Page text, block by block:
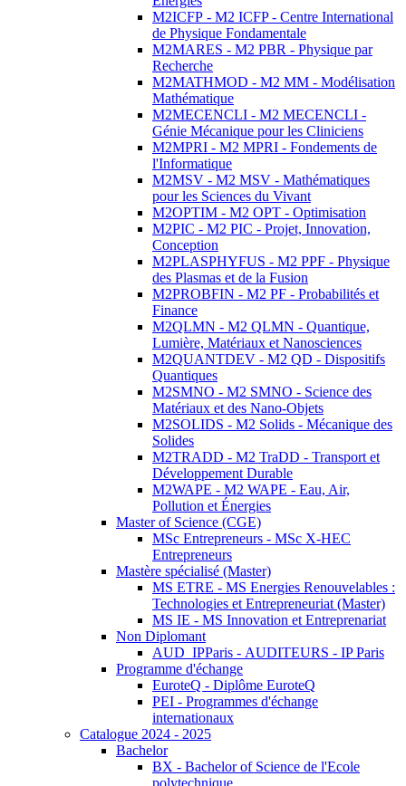
M2ICFP - M2 ICFP - Centre International
de Physique Fondamentale
M2MARES - M2 PBR - Physique par
Recherche
M2MATHMOD - M2 MM - Modélisation
Mathématique
M2MECENCLI - M2 MECENCLI -
Génie Mécanique pour les Cliniciens
M2MPRI - M2 MPRI - Fondements de
l'Informatique
M2MSV - M2 MSV - Mathématiques
pour les Sciences du Vivant
M2OPTIM - M2 OPT - Optimisation
M2PIC - M2 PIC - Projet, Innovation,
Conception
M2PLASPHYFUS - M2 PPF - Physique
des Plasmas et de la Fusion
M2PROBFIN - M2 PF - Probabilités et
Finance
M2QLMN - M2 QLMN - Quantique,
Lumière, Matériaux et Nanosciences
M2QUANTDEV - M2 QD - Dispositifs
Quantiques
M2SMNO - M2 SMNO - Science des
Matériaux et des Nano-Objets
M2SOLIDS - M2 Solids - Mécanique des
Solides
M2TRADD - M2 TraDD - Transport et
Développement Durable
M2WAPE - M2 WAPE - Eau, Air,
Pollution et Énergies
Master of Science (CGE)
MSc Entrepreneurs - MSc X-HEC
Entrepreneurs
Mastère spécialisé (Master)
MS ETRE - MS Energies Renouvelables :
Technologies et Entrepreneuriat (Master)
MS IE - MS Innovation et Entreprenariat
Non Diplomant
AUD_IPParis - AUDITEURS - IP Paris
Programme d'échange
EuroteQ - Diplôme EuroteQ
PEI - Programmes d'échange
internationaux
Catalogue 2024 - 2025
Bachelor
BX - Bachelor of Science de l'Ecole
polytechnique